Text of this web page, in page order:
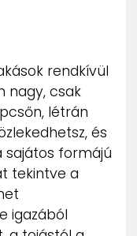
rendkívül
nagy, csak
létrán
és
sajátos formájú
tekintve a
igazából